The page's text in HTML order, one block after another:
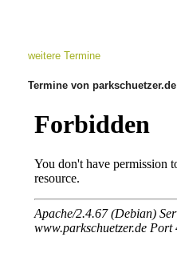
weitere Termine
Termine von parkschuetzer.de